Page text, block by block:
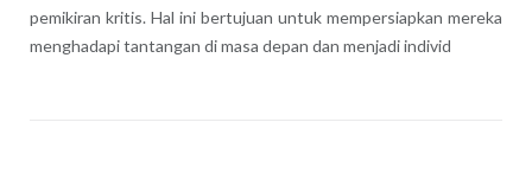
pemikiran kritis. Hal ini bertujuan untuk mempersiapkan mereka
menghadapi tantangan di masa depan dan menjadi individ